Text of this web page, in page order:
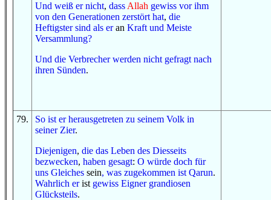
Und weiß er nicht, dass Allah gewiss vor ihm
von den Generationen zerstört hat, die
Heftigster sind als eran Kraft und Meiste
Versammlung?
Und die Verbrecher werden nicht gefragt nach
ihren Sünden.
79. So ist er herausgetreten zu seinem Volk in
seiner Zier.
Diejenigen, die das Leben des Diesseits
bezwecken, haben gesagt: O würde doch für
uns Gleiches sein, was zugekommen ist Qarun.
Wahrlich erist gewiss Eigner grandiosen
Glücksteils.